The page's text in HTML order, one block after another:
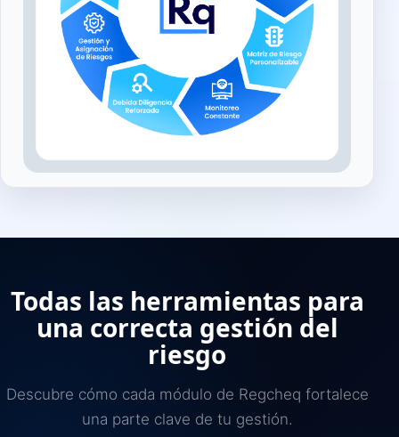
Todas las herramientas para
una correcta gestión del
riesgo
Descubre cómo cada módulo de Regcheq fortalece
una parte clave de tu gestión.